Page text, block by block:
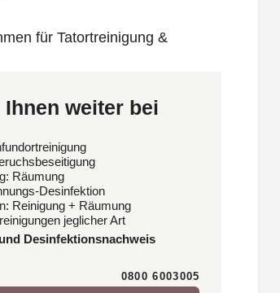
weiter bei
Räumung
Desinfektion
Reinigung + Räumung
jeglicher Art
Desinfektionsnachweis
0800 6003005